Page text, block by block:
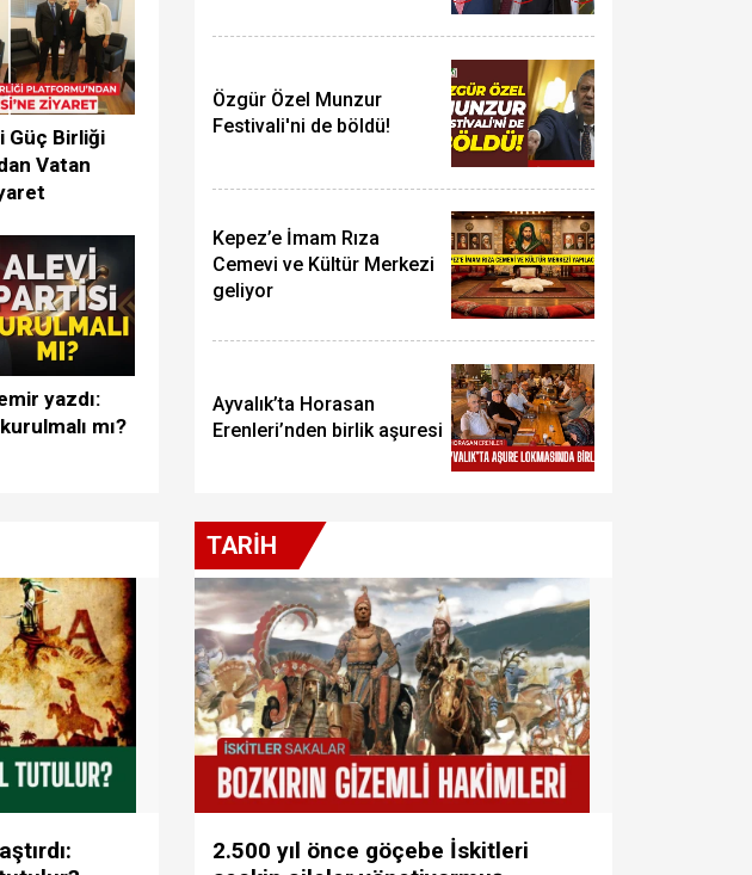
Güç Birliği
Vatan
yazdı:
mı?
Özgür Özel Munzur
Festivali'ni de böldü!
Kepez’e İmam Rıza
Cemevi ve Kültür Merkezi
geliyor
Ayvalık’ta Horasan
Erenleri’nden birlik aşuresi
TARİH
2.500 yıl önce göçebe İskitleri